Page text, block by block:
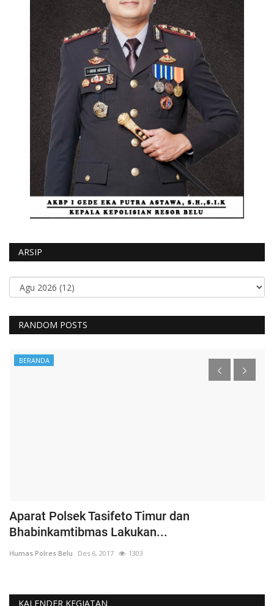
ARSIP
RANDOM POSTS
BERANDA
Aparat Polsek Tasifeto Timur dan
Bhabinkamtibmas Lakukan...
Humas Polres Belu Des 6, 2017 1303
KALENDER KEGIATAN